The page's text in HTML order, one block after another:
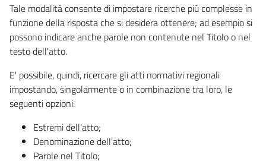
Tale modalità consente di impostare ricerche più complesse in
funzione della risposta che si desidera ottenere; ad esempio si
possono indicare anche parole non contenute nel Titolo o nel
testo dell'atto.
E' possibile, quindi, ricercare gli atti normativi regionali
impostando, singolarmente o in combinazione tra loro, le
seguenti opzioni:
Estremi dell'atto;
Denominazione dell'atto;
Parole nel Titolo;